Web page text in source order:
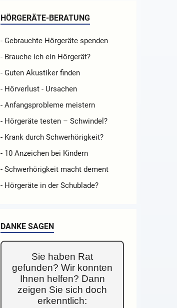
HÖRGERÄTE-BERATUNG
- Gebrauchte Hörgeräte spenden
- Brauche ich ein Hörgerät?
- Guten Akustiker finden
- Hörverlust - Ursachen
- Anfangsprobleme meistern
- Hörgeräte testen – Schwindel?
- Krank durch Schwerhörigkeit?
- 10 Anzeichen bei Kindern
- Schwerhörigkeit macht dement
- Hörgeräte in der Schublade?
DANKE SAGEN
Sie haben Rat
gefunden? Wir konnten
Ihnen helfen? Dann
zeigen Sie sich doch
erkenntlich: